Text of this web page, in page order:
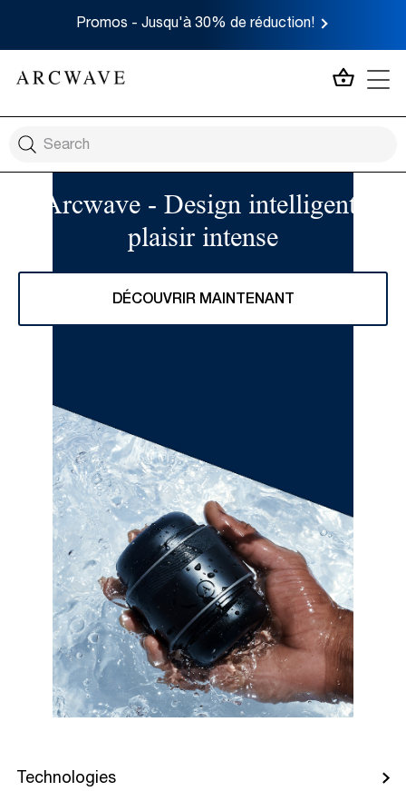
Promos - Jusqu'à 30% de réduction!
MON
Arcwave - Design intelligent,
plaisir intense
DÉCOUVRIR MAINTENANT
Technologies